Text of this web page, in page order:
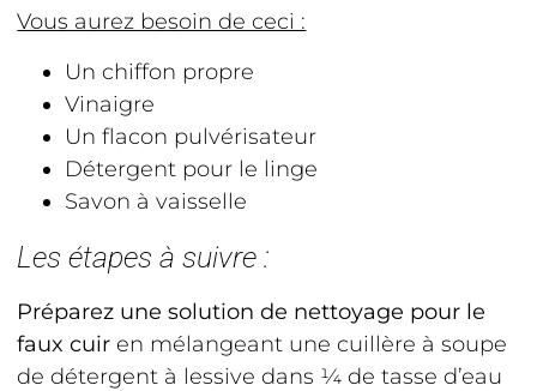
Vous aurez besoin de ceci :
Un chiffon propre
Vinaigre
Un flacon pulvérisateur
Détergent pour le linge
Savon à vaisselle
Les étapes à suivre :
Préparez une solution de nettoyage pour le
faux cuir en mélangeant une cuillère à soupe
de détergent à lessive dans ¼ de tasse d’eau